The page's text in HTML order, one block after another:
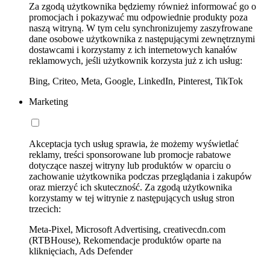
Za zgodą użytkownika będziemy również informować go o
promocjach i pokazywać mu odpowiednie produkty poza
naszą witryną. W tym celu synchronizujemy zaszyfrowane
dane osobowe użytkownika z następującymi zewnętrznymi
dostawcami i korzystamy z ich internetowych kanałów
reklamowych, jeśli użytkownik korzysta już z ich usług:
Bing, Criteo, Meta, Google, LinkedIn, Pinterest, TikTok
Marketing
Akceptacja tych usług sprawia, że możemy wyświetlać
reklamy, treści sponsorowane lub promocje rabatowe
dotyczące naszej witryny lub produktów w oparciu o
zachowanie użytkownika podczas przeglądania i zakupów
oraz mierzyć ich skuteczność. Za zgodą użytkownika
korzystamy w tej witrynie z następujących usług stron
trzecich:
Meta-Pixel, Microsoft Advertising, creativecdn.com
(RTBHouse), Rekomendacje produktów oparte na
kliknięciach, Ads Defender